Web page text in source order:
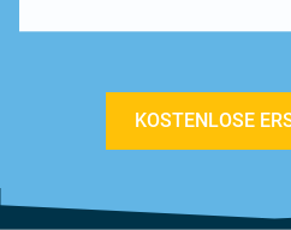
KOSTENLOSE